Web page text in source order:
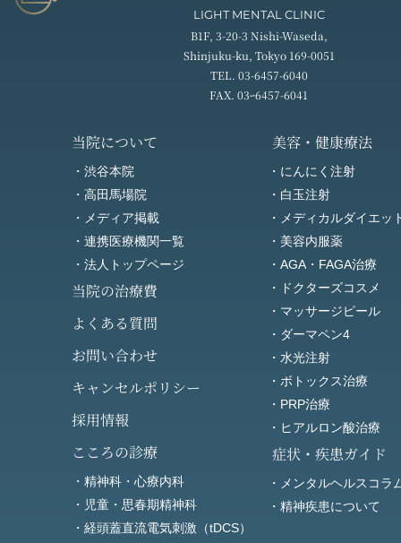
LIGHT MENTAL CLINIC
B1F, 3-20-3 Nishi-Waseda,
Shinjuku-ku, Tokyo 169-0051
TEL. 03-6457-6040
FAX. 03ｰ6457-6041
当院について
・渋谷本院
・高田馬場院
・メディア掲載
・連携医療機関一覧
・法人トップページ
当院の治療費
よくある質問
お問い合わせ
キャンセルポリシー
採用情報
こころの診療
・精神科・心療内科
・児童・思春期精神科
・経頭蓋直流電気刺激（tDCS）
美容・健康療法
・にんにく注射
・白玉注射
・メディカルダイエッ
・美容内服薬
・AGA・FAGA治療
・ドクターズコスメ
・マッサージピール
・ダーマペン4
・水光注射
・ボトックス治療
・PRP治療
・ヒアルロン酸治療
症状・疾患ガイド
・メンタルヘルスコラ
・精神疾患について